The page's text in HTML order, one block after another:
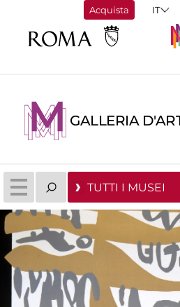
Acquista
GALLERIA
TUTTI I MUSEI